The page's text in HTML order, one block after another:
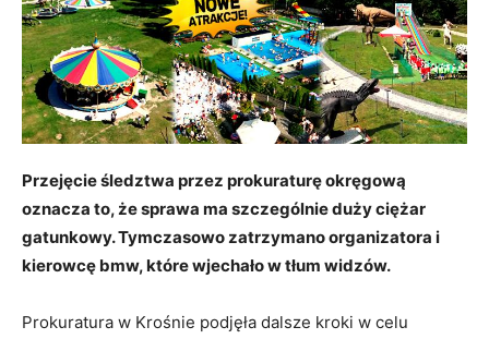
Przejęcie śledztwa przez prokuraturę okręgową
oznacza to, że sprawa ma szczególnie duży ciężar
gatunkowy. Tymczasowo zatrzymano organizatora i
kierowcę bmw, które wjechało w tłum widzów.
Prokuratura w Krośnie podjęła dalsze kroki w celu